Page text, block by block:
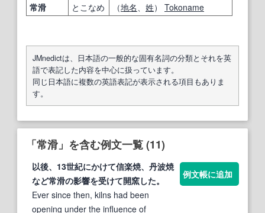
常滑
とこなめ （地名 姓） Tokoname
JMnedictは、日本語の一般的な固有名詞の分類とそれを英
語で表記した内容を中心に扱っています。
同じ日本語に複数の英語表記が表示される項目もありま
す。
「常滑」を含む例文一覧 (11)
以後、13世紀にかけて信楽焼、丹波焼
など常滑の影響を受けて開窯した。
Ever since then, kilns had been
opening under the influence of
例文帳に追加